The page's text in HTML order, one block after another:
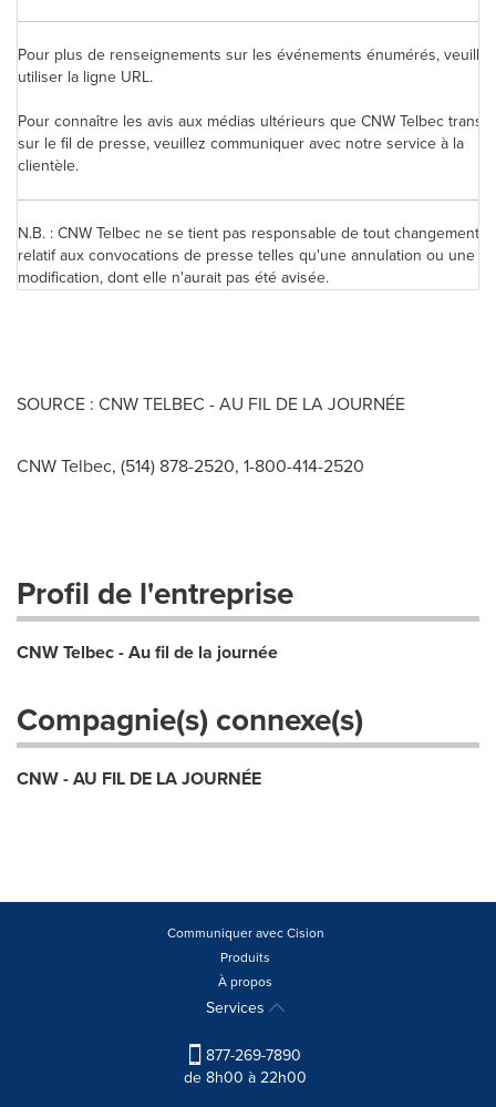
Pour plus de renseignements sur les événements énumérés, veuillez
utiliser la ligne URL.
Pour connaître les avis aux médias ultérieurs que CNW Telbec
sur le fil de presse, veuillez communiquer avec notre service à la
clientèle.
N.B. : CNW Telbec ne se tient pas responsable de tout changement
relatif aux convocations de presse telles qu'une annulation ou une
modification, dont elle n'aurait pas été avisée.
SOURCE : CNW TELBEC - AU FIL DE LA JOURNÉE
CNW Telbec, (514) 878-2520, 1-800-414-2520
Profil de l'entreprise
CNW Telbec - Au fil de la journée
Compagnie(s) connexe(s)
CNW - AU FIL DE LA JOURNÉE
Communiquer avec Cision
Produits
À propos
Services
877-269-7890
de 8h00 à 22h00